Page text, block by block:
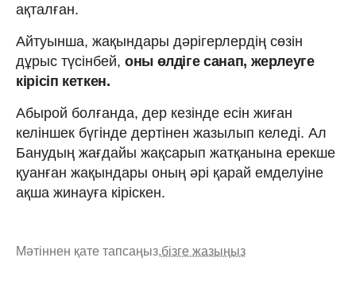
ақталған.
Айтуынша, жақындары дәрігерлердің сөзін
дұрыс түсінбей, оны өлдіге санап, жерлеуге
кірісіп кеткен.
Абырой болғанда, дер кезінде есін жиған
келіншек бүгінде дертінен жазылып келеді. Ал
Банудың жағдайы жақсарып жатқанына ерекше
қуанған жақындары оның әрі қарай емделуіне
ақша жинауға кіріскен.
Мәтіннен қате тапсаңыз,бізге жазыңыз